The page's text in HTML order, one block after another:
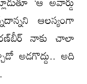
ఆలస్యంగా
నాకు చాలా
అడగొద్దు.. అది